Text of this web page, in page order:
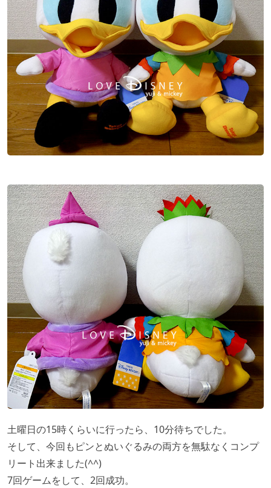
土曜日の15時くらいに行ったら、10分待ちでした。
そして、今回もピンとぬいぐるみの両方を無駄なくコンプ
リート出来ました(^^)
7回ゲームをして、2回成功。